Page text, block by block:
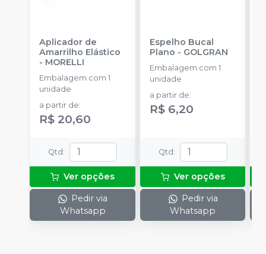
Aplicador de
Amarrilho Elástico
- MORELLI
Embalagem com 1
unidade
a partir de:
R$ 20,60
Qtd :
Ver opções
Pedir via
Whatsapp
Espelho Bucal
Plano - GOLGRAN
Embalagem com 1
unidade
a partir de:
R$ 6,20
Qtd :
Ver opções
Pedir via
Whatsapp